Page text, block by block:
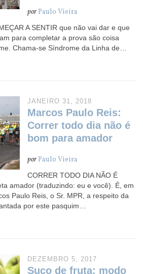
porPaulo Vieira
A SENTIR que não vai dar e que
para completar a prova são coisa
Chama-se Síndrome da Linha de…
JANEIRO 31, 2018
Marcos Paulo Reis:
Correr todo dia não é
bom para amador
porPaulo Vieira
CORRER TODO DIA NÃO É
amador (traduzindo: eu e você). É, em
Paulo Reis, o Sr. MPR, a respeito da
por este pasquim…
DEZEMBRO 5, 2017
Suco de fruta: modo